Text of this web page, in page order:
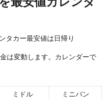
タカー最安値は日帰り
は変動します。カレンダーで
ミドル ミニバン